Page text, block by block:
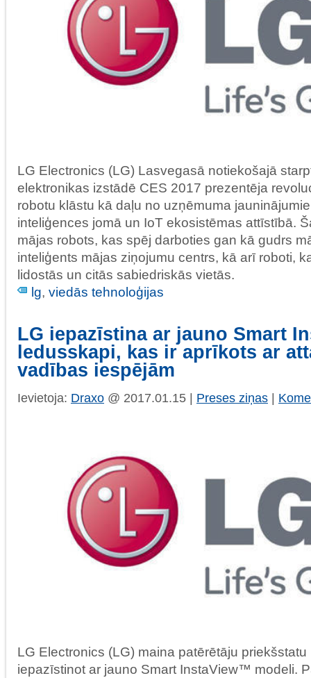
LG Electronics (LG) Lasvegasā notiekošajā
elektronikas izstādē CES 2017 prezentēja
robotu klāstu kā daļu no uzņēmuma
inteliģences jomā un IoT ekosistēmas attīstībā.
mājas robots, kas spēj darboties gan kā gudrs
inteliģents mājas ziņojumu centrs, kā arī roboti,
lidostās un citās sabiedriskās vietās.
lg, viedās tehnoloģijas
LG iepazīstina ar jauno Smart
ledusskapi, kas ir aprīkots ar
vadības iespējām
Ievietoja: Draxo @ 2017.01.15 | Preses ziņas
LG Electronics (LG) maina patērētāju
iepazīstinot ar jauno Smart InstaView™ modeli.